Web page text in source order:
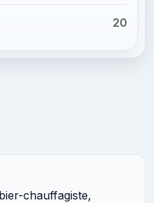
20
chauffagiste,